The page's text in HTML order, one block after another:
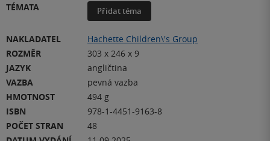
TÉMATA
Přidat téma
NAKLADATEL
Hachette Children\'s Group
ROZMĚR
303 x 246 x 9
JAZYK
angličtina
VAZBA
pevná vazba
HMOTNOST
494 g
ISBN
978-1-4451-9163-8
POČET STRAN
48